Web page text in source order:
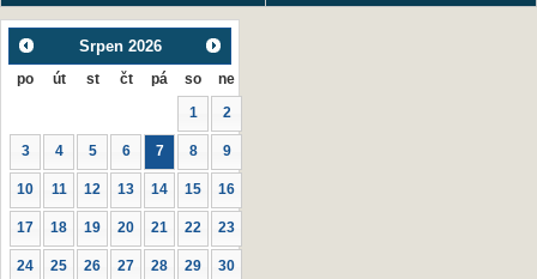
Srpen 2026
po út st čt pá so ne
1 2
3 4 5 6 7 8 9
10 11 12 13 14 15 16
17 18 19 20 21 22 23
24 25 26 27 28 29 30